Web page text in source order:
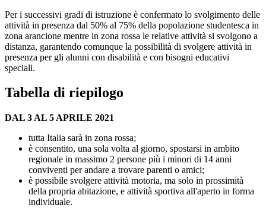
Per i successivi gradi di istruzione è confermato lo svolgimento delle
attività in presenza dal 50% al 75% della popolazione studentesca in
zona arancione mentre in zona rossa le relative attività si svolgono a
distanza, garantendo comunque la possibilità di svolgere attività in
presenza per gli alunni con disabilità e con bisogni educativi
speciali.
Tabella di riepilogo
DAL 3 AL 5 APRILE 2021
tutta Italia sarà in zona rossa;
è consentito, una sola volta al giorno, spostarsi in ambito
regionale in massimo 2 persone più i minori di 14 anni
conviventi per andare a trovare parenti o amici;
è possibile svolgere attività motoria, ma solo in prossimità
della propria abitazione, e attività sportiva all'aperto in forma
individuale.